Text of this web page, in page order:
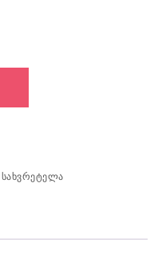
სახვრეტელა